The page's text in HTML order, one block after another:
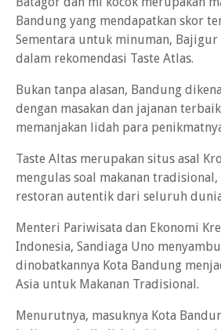
Bandung yang mendapatkan skor
Sementara untuk minuman, Bajigur
dalam rekomendasi Taste Atlas.
Bukan tanpa alasan, Bandung
dengan masakan dan jajanan
memanjakan lidah para
Taste Altas merupakan situs asal
mengulas soal makanan
restoran autentik dari seluruh
Menteri Pariwisata dan Ekonomi
Indonesia, Sandiaga Uno
dinobatkannya Kota Bandung
Asia untuk Makanan Tradisional.
Menurutnya, masuknya Kota